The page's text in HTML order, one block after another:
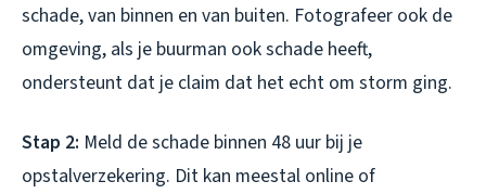
schade, van binnen en van buiten. Fotografeer ook de
omgeving, als je buurman ook schade heeft,
ondersteunt dat je claim dat het echt om storm ging.
Stap 2: Meld de schade binnen 48 uur bij je
opstalverzekering. Dit kan meestal online of